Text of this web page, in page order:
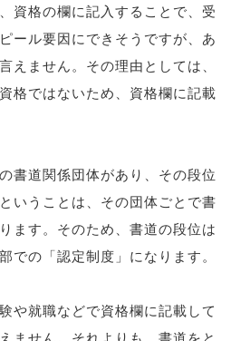
資格の欄に記入することで、受
ール要因にできそうですが、あ
えません。その理由としては、
格ではないため、資格欄に記載
書道関係団体があり、その段位
いうことは、その団体ごとで書
ます。そのため、書道の段位は
での「認定制度」になります。
や就職などで資格欄に記載して
ません。それよりも、書道をと